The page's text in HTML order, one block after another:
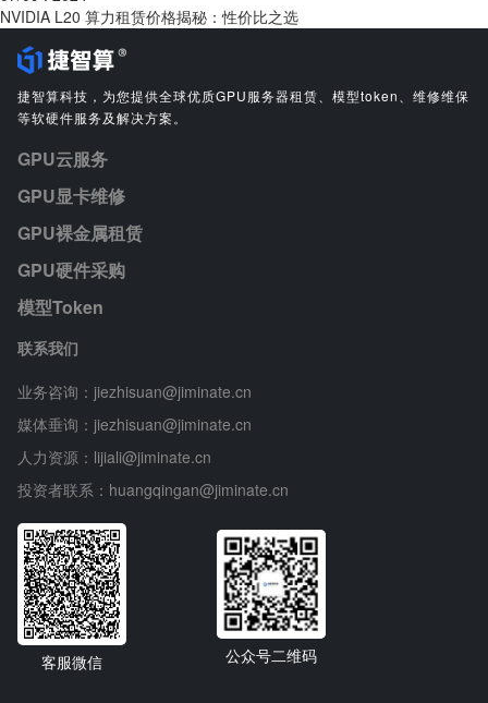
NVIDIA L20 算力租赁价格揭秘：性价比之选
捷智算科技，为您提供全球优质GPU服务器租赁、模型token、维修维保
等软硬件服务及解决方案。
GPU云服务
GPU显卡维修
GPU裸金属租赁
GPU硬件采购
模型Token
联系我们
业务咨询：jiezhisuan@jiminate.cn
媒体垂询：jiezhisuan@jiminate.cn
人力资源：lijiali@jiminate.cn
投资者联系：huangqingan@jiminate.cn
客服微信 公众号二维码